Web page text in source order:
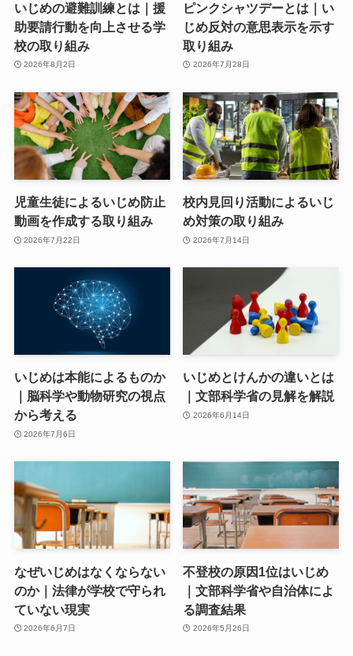
いじめの避難訓練とは｜援
助要請行動を向上させる学
校の取り組み
2026年8月2日
ピンクシャツデーとは｜い
じめ反対の意思表示を示す
取り組み
2026年7月28日
児童生徒によるいじめ防止
動画を作成する取り組み
2026年7月22日
校内見回り活動によるいじ
め対策の取り組み
2026年7月14日
いじめは本能によるものか
｜脳科学や動物研究の視点
から考える
2026年7月6日
いじめとけんかの違いとは
｜文部科学省の見解を解説
2026年6月14日
なぜいじめはなくならない
のか｜法律が学校で守られ
ていない現実
2026年6月7日
不登校の原因1位はいじめ
｜文部科学省や自治体によ
る調査結果
2026年5月26日